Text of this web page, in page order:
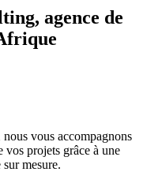
agence de
vous accompagnons
vos projets grâce à une
mesure.